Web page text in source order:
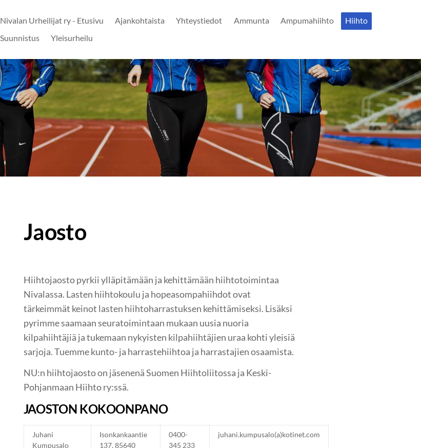
Nivalan Urheilijat ry - Etusivu Ajankohtaista Yhteystiedot Ammunta Ampumahiihto
Hiihto
Suunnistus
Yleisurheilu
Jaosto
Hiihtojaosto pyrkii ylläpitämään ja kehittämään hiihtotoimintaa
Nivalassa. Lasten hiihtokoulu ja hopeasompahiihdot ovat
tärkeimmät keinot lasten hiihtoharrastuksen kehittämiseksi. Lisäksi
pyrimme saamaan seuratoimintaan mukaan uusia nuoria
kilpahiihtäjiä ja tukemaan nykyisten kilpahiihtäjien uraa kohti yleisiä
sarjoja. Tuemme kunto- ja harrastehiihtoa ja harrastajien osaamista.
NU:n hiihtojaosto on jäsenenä Suomen Hiihtoliitossa ja Keski-
Pohjanmaan Hiihto ry:ssä.
JAOSTON KOKOONPANO
Juhani
Kumpusalo
Isonkankaantie
137, 85640
0400-
345 233
juhani.kumpusalo(a)kotinet.com